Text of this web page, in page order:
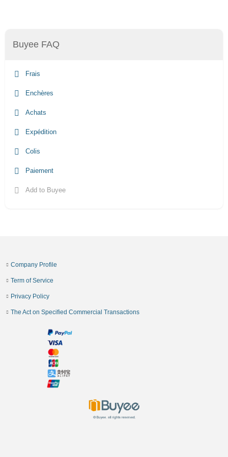
Buyee FAQ
Frais
Enchères
Achats
Expédition
Colis
Paiement
Add to Buyee
Company Profile
Term of Service
Privacy Policy
The Act on Specified Commercial Transactions